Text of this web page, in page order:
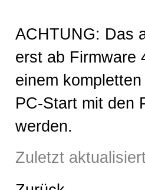
ACHTUNG: Das
erst ab Firmware
einem
PC-Start mit den
werden.
Zuletzt